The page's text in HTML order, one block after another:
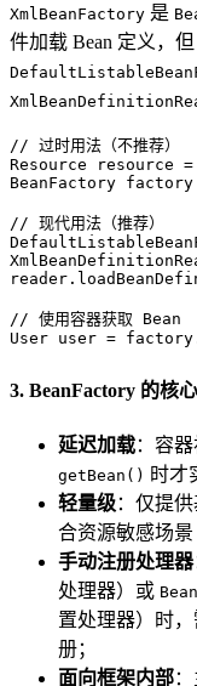
XmlBeanFactory 是
件加载 Bean 定义，
// 过时用法（不推荐）
Resource
resource =
BeanFactory factory
// 现代用法（推荐）
// 使用容器获取 Bean
User user =
3. BeanFactory 的核
延迟加载：容
getBean() 时才
轻量级：仅提
合资源敏感场景
手动注册处理器
处理器）或
置处理器）时
册；
面向框架内部